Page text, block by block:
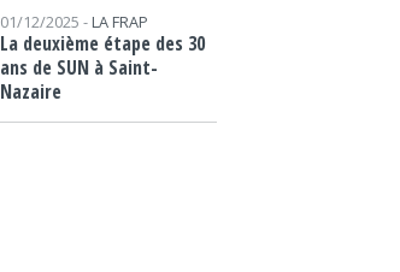
01/12/2025 - LA FRAP
La deuxième étape des 30
ans de SUN à Saint-
Nazaire